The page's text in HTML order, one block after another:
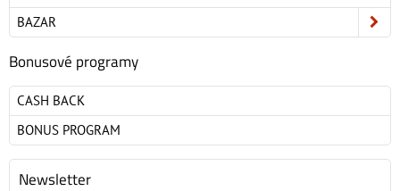
BAZAR
Bonusové programy
CASH BACK
BONUS PROGRAM
Newsletter